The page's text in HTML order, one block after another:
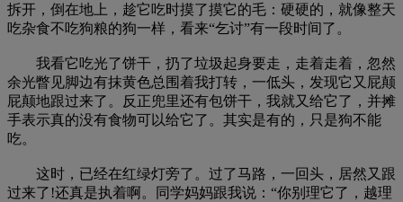
拆开，倒在地上，趁它吃时摸了摸它的毛：硬硬的，就像整天
吃杂食不吃狗粮的狗一样，看来“乞讨”有一段时间了。
我看它吃光了饼干，扔了垃圾起身要走，走着走着，忽然
余光瞥见脚边有抹黄色总围着我打转，一低头，发现它又屁颠
屁颠地跟过来了。反正兜里还有包饼干，我就又给它了，并摊
手表示真的没有食物可以给它了。其实是有的，只是狗不能
吃。
这时，已经在红绿灯旁了。过了马路，一回头，居然又跟
过来了!还真是执着啊。同学妈妈跟我说：“你别理它了，越理